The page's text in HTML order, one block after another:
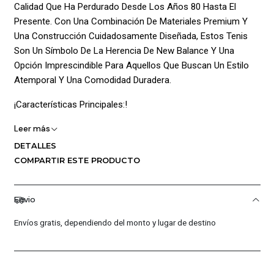
Calidad Que Ha Perdurado Desde Los Años 80 Hasta El
Presente. Con Una Combinación De Materiales Premium Y
Una Construcción Cuidadosamente Diseñada, Estos Tenis
Son Un Símbolo De La Herencia De New Balance Y Una
Opción Imprescindible Para Aquellos Que Buscan Un Estilo
Atemporal Y Una Comodidad Duradera.
¡Características Principales:!
Estilo Iconico Y Contemporáneo: Inspirados En El Diseño
Clásico De Los Años 80, Los U574Gnh Combinan Materiales
Premium Como Gamuzas, Textiles En Mallas Y Sintéticos
Nunca Pasa De Moda. Ya Sea Para Un Estilo Casual O
Urbano, Estos Tenis Destacan En Cualquier Ocasión.
Comodidad Duradera: La Amortiguación En La Media Suela
Leer más
DETALLES
COMPARTIR ESTE PRODUCTO
Envio
Envíos gratis, dependiendo del monto y lugar de destino